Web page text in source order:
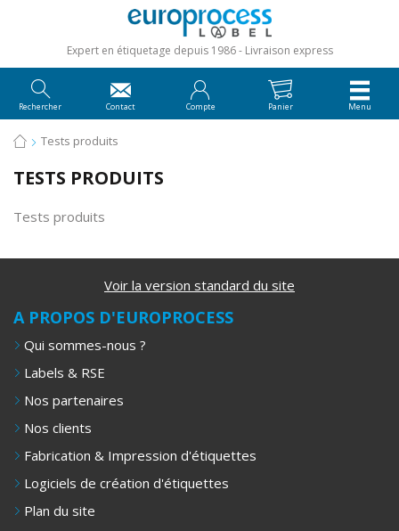
Expert en étiquetage depuis 1986 Livraison express
Rechercher Contact Compte Panier Menu
Tests produits
TESTS PRODUITS
Tests produits
Voir la version standard du site
A PROPOS D'EUROPROCESS
Qui sommes-nous ?
Labels & RSE
Nos partenaires
Nos clients
Fabrication & Impression d'étiquettes
Logiciels de création d'étiquettes
Plan du site